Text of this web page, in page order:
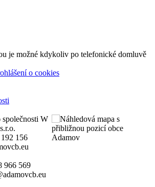
je možné kdykoliv po telefonické domluvě
o cookies
156
966 569